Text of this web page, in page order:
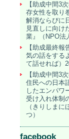
【助成中間3
存女性を取り
解消ならびに
見直しに向け
業』（NPO法
【助成最終報
気の話をする
て話せれば）
【助成中間3
住民への日本
したエンパワ
受け入れ体制
（きりしまに
つ）
facebook